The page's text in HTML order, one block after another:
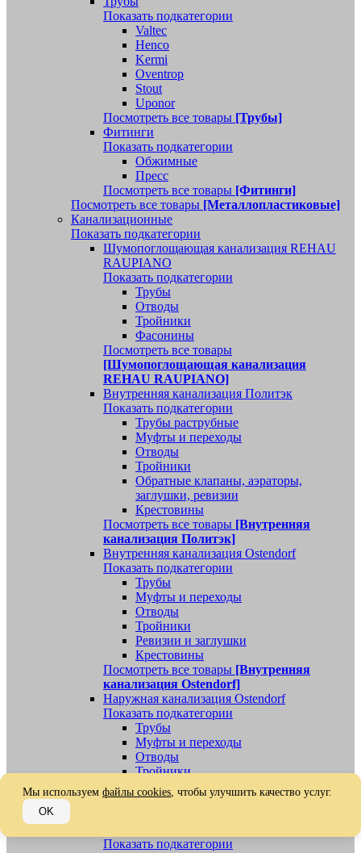
Показать подкатегории
Valtec
Henco
Kermi
Oventrop
Stout
Uponor
Посмотреть все товары [Трубы]
Фитинги
Показать подкатегории
Обжимные
Пресс
Посмотреть все товары [Фитинги]
Посмотреть все товары [Металлопластиковые]
Канализационные
Показать подкатегории
Шумопоглощающая канализация REHAU
RAUPIANO
Показать подкатегории
Трубы
Отводы
Тройники
Фасонины
Посмотреть все товары
[Шумопоглощающая канализация
REHAU RAUPIANO]
Внутренняя канализация Политэк
Показать подкатегории
Трубы раструбные
Муфты и переходы
Отводы
Тройники
Обратные клапаны, аэраторы,
заглушки, ревизии
Крестовины
Посмотреть все товары [Внутренняя
канализация Политэк]
Внутренняя канализация Ostendorf
Показать подкатегории
Трубы
Муфты и переходы
Отводы
Тройники
Ревизии и заглушки
Крестовины
Посмотреть все товары [Внутренняя
канализация Ostendorf]
Наружная канализация Ostendorf
Показать подкатегории
Трубы
Муфты и переходы
Отводы
Тройники
Ревизии, заглушки, обратные клапаны
Посмотреть все товары[Наружная
Показать подкатегории
Мы используем файлы cookies, чтобы улучшить качество услуг.
OK